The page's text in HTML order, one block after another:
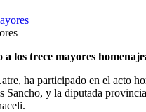
los trece mayores
ha participado en el acto
Sancho, y la diputada